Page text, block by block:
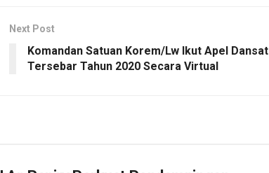
Next Post
Komandan Satuan Korem/Lw Ikut Apel Dansat
Tersebar Tahun 2020 Secara Virtual